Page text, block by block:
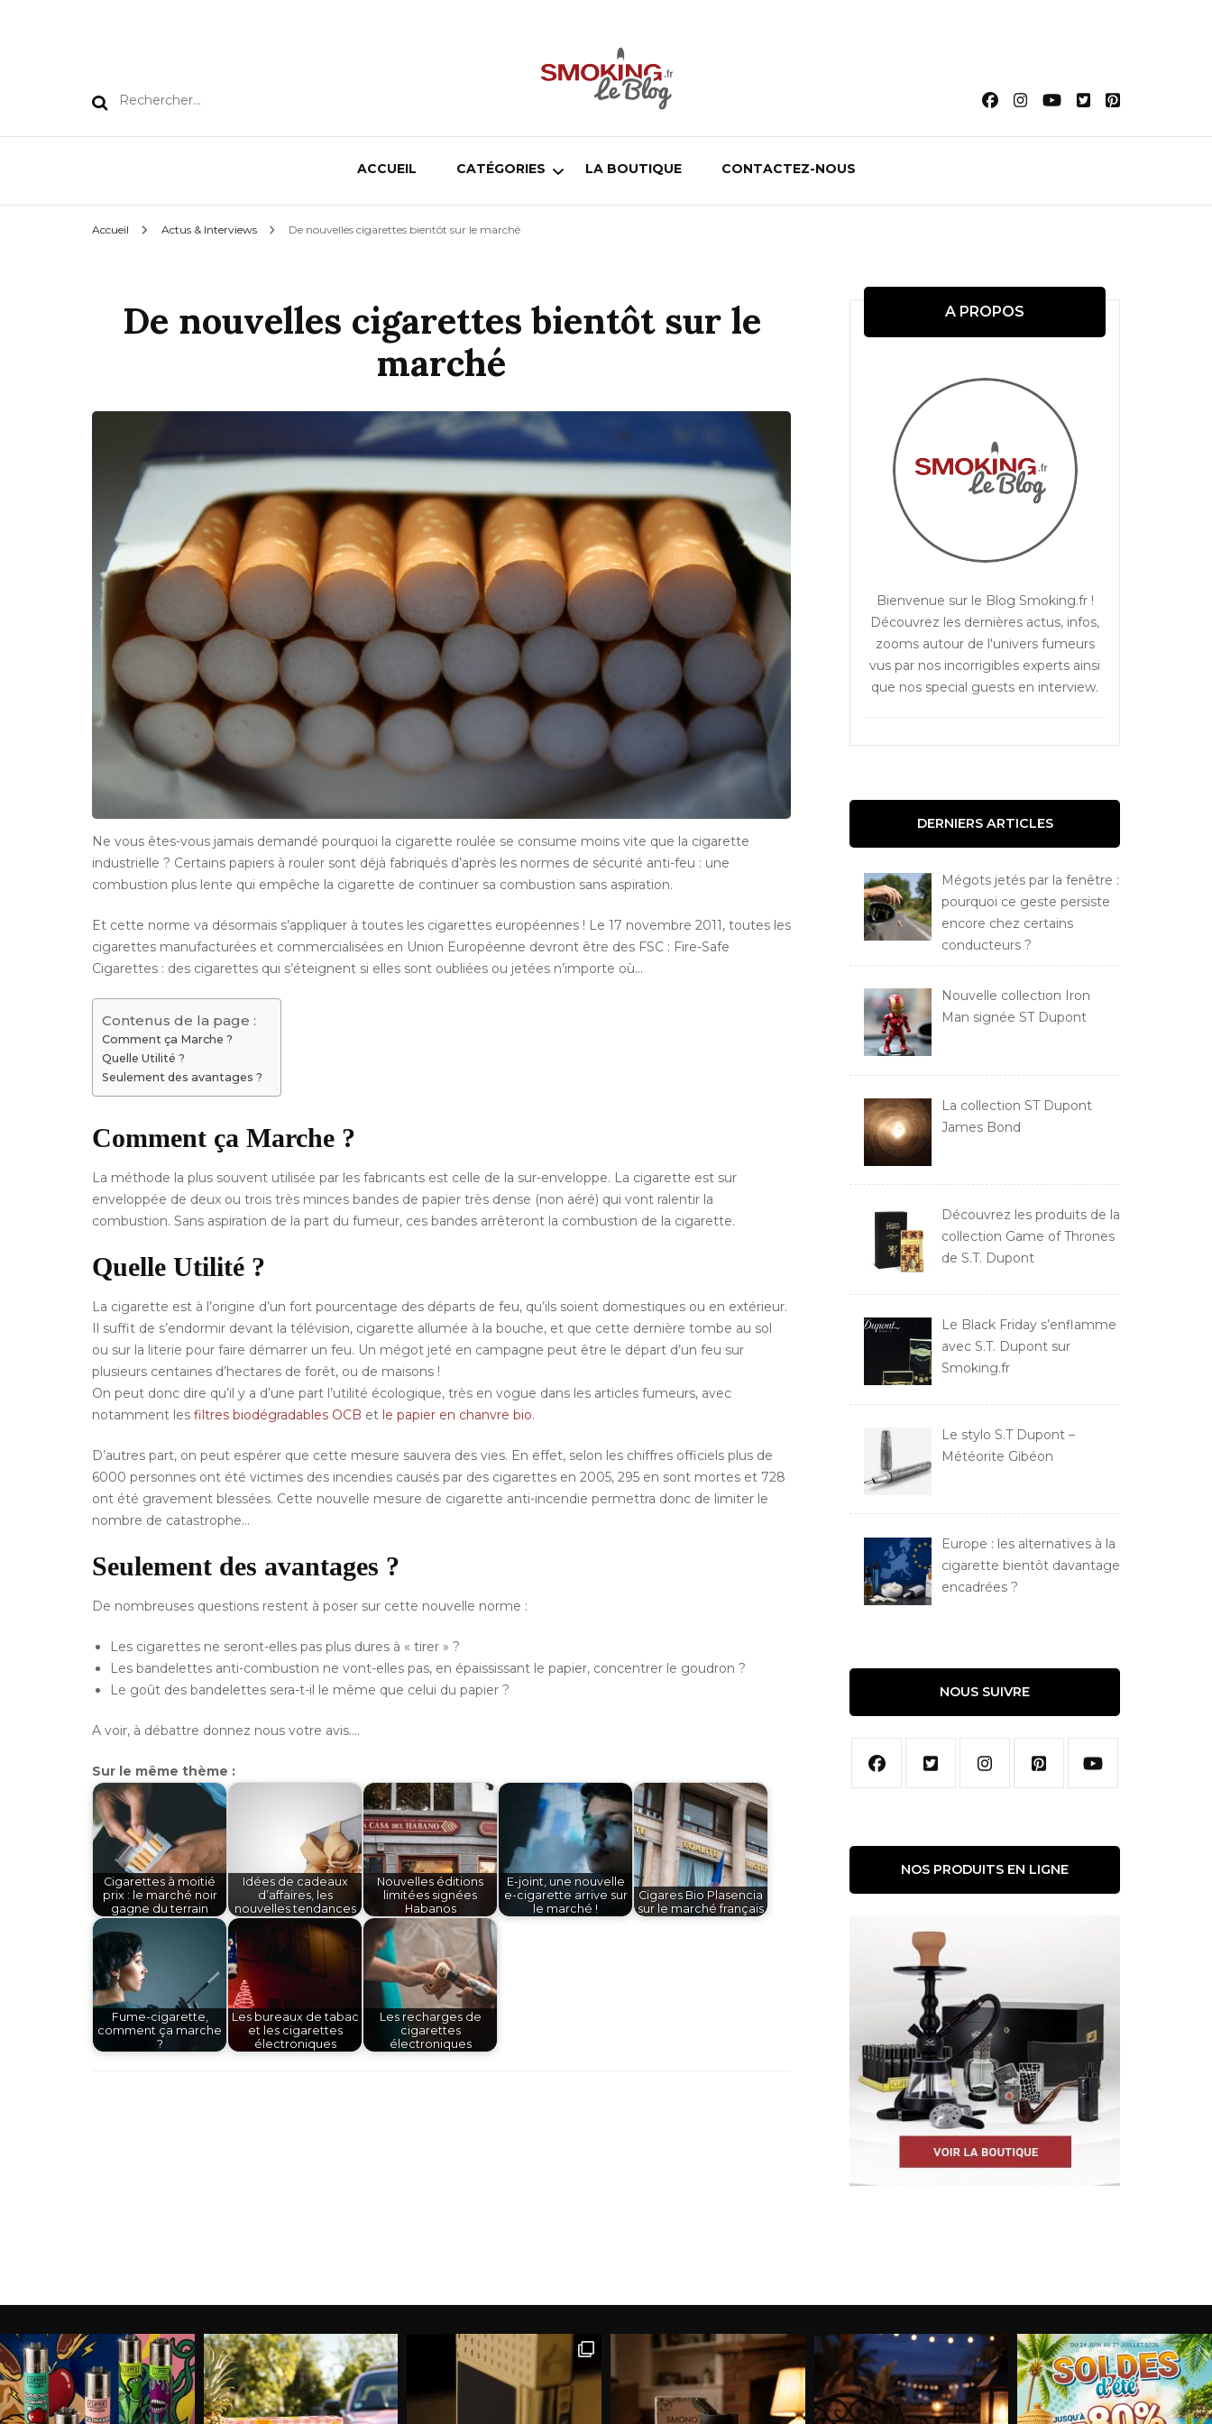
Rechercher :
Blog smoking.fr
ACCUEIL CATÉGORIES
Chicha
Cigare
Articles fumeurs
Actus & Interviews
Luxe
Autre
LA BOUTIQUE CONTACTEZ-NOUS
Accueil Actus & Interviews De nouvelles cigarettes bientôt sur le marché
De nouvelles cigarettes bientôt sur le
marché
Ne vous êtes-vous jamais demandé pourquoi la cigarette roulée se consume moins vite que la cigarette
industrielle ? Certains papiers à rouler sont déjà fabriqués d’après les normes de sécurité anti-feu : une
combustion plus lente qui empêche la cigarette de continuer sa combustion sans aspiration.
Et cette norme va désormais s’appliquer à toutes les cigarettes européennes ! Le 17 novembre 2011, toutes les
cigarettes manufacturées et commercialisées en Union Européenne devront être des FSC : Fire-Safe
Cigarettes : des cigarettes qui s’éteignent si elles sont oubliées ou jetées n’importe où…
Contenus de la page :
Comment ça Marche ?
Quelle Utilité ?
Seulement des avantages ?
Comment ça Marche ?
La méthode la plus souvent utilisée par les fabricants est celle de la sur-enveloppe. La cigarette est sur
enveloppée de deux ou trois très minces bandes de papier très dense (non aéré) qui vont ralentir la
combustion. Sans aspiration de la part du fumeur, ces bandes arrêteront la combustion de la cigarette.
Quelle Utilité ?
La cigarette est à l’origine d’un fort pourcentage des départs de feu, qu’ils soient domestiques ou en extérieur.
Il suffit de s’endormir devant la télévision, cigarette allumée à la bouche, et que cette dernière tombe au sol
ou sur la literie pour faire démarrer un feu. Un mégot jeté en campagne peut être le départ d’un feu sur
plusieurs centaines d’hectares de forêt, ou de maisons !
On peut donc dire qu’il y a d’une part l’utilité écologique, très en vogue dans les articles fumeurs, avec
notamment les filtres biodégradables OCB et le papier en chanvre bio.
D’autres part, on peut espérer que cette mesure sauvera des vies. En effet, selon les chiffres officiels plus de
6000 personnes ont été victimes des incendies causés par des cigarettes en 2005, 295 en sont mortes et 728
ont été gravement blessées. Cette nouvelle mesure de cigarette anti-incendie permettra donc de limiter le
nombre de catastrophe…
Seulement des avantages ?
De nombreuses questions restent à poser sur cette nouvelle norme :
Les cigarettes ne seront-elles pas plus dures à « tirer » ?
Les bandelettes anti-combustion ne vont-elles pas, en épaississant le papier, concentrer le goudron ?
Le goût des bandelettes sera-t-il le même que celui du papier ?
A voir, à débattre donnez nous votre avis….
Sur le même thème :
Cigarettes à moitié
prix : le marché noir
gagne du terrain
Idées de cadeaux
d’affaires, les
nouvelles tendances
Nouvelles éditions
limitées signées
Habanos
E-joint, une nouvelle
e-cigarette arrive sur
le marché !
Cigares Bio Plasencia
sur le marché français
Fume-cigarette,
comment ça marche
?
Les bureaux de tabac
et les cigarettes
électroniques
Les recharges de
cigarettes
électroniques
A PROPOS
Bienvenue sur le Blog Smoking.fr !
Découvrez les dernières actus, infos,
zooms autour de l'univers fumeurs
vus par nos incorrigibles experts ainsi
que nos special guests en interview.
DERNIERS ARTICLES
Mégots jetés par la fenêtre :
pourquoi ce geste persiste
encore chez certains
conducteurs ?
Nouvelle collection Iron
Man signée ST Dupont
La collection ST Dupont
James Bond
Découvrez les produits de la
collection Game of Thrones
de S.T. Dupont
Le Black Friday s’enflamme
avec S.T. Dupont sur
Smoking.fr
Le stylo S.T Dupont –
Météorite Gibéon
Europe : les alternatives à la
cigarette bientôt davantage
encadrées ?
NOUS SUIVRE
NOS PRODUITS EN LIGNE